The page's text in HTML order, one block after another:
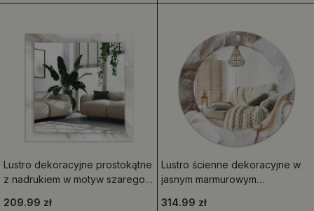
Lustro dekoracyjne prostokątne
z nadrukiem w motyw szarego
209.99 zł
Lustro ścienne dekoracyjne w
jasnym marmurowym
314.99 zł